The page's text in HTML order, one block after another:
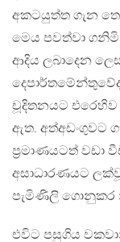
අකටයුත්ත ගැන
මෙය පවත්වා
ආදිය ලබාදෙන
චූදිතනයට එරෙහිව
ඇත. අත්අඩංගුවට
ප්‍රමාණයටත් වඩා
අසාධාරණයට
පැමිණිලි ගොනුකර
එවිට පසුගිය